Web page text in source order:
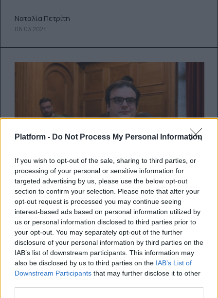
Platform - Do Not Process My Personal Information
If you wish to opt-out of the sale, sharing to third parties, or
processing of your personal or sensitive information for
targeted advertising by us, please use the below opt-out
section to confirm your selection. Please note that after your
opt-out request is processed you may continue seeing
interest-based ads based on personal information utilized by
us or personal information disclosed to third parties prior to
your opt-out. You may separately opt-out of the further
disclosure of your personal information by third parties on the
IAB’s list of downstream participants. This information may
also be disclosed by us to third parties on the IAB’s List of
Downstream Participants that may further disclose it to other
Ναταλία Πετρίτη
06.03.2024
Τι είπε ο Κυριάκος Πιερρακάκης
στη Βουλή για τα Κολέγια, τα
δημόσια ΑΕΙ, τον Γαβρόγλου και
τα ακαδημαϊκά δικαιώματα